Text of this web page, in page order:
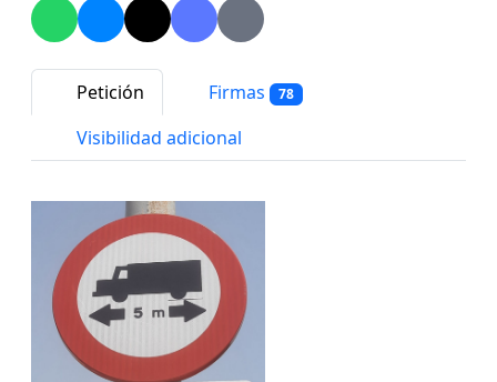
Petición Firmas 78
Visibilidad adicional